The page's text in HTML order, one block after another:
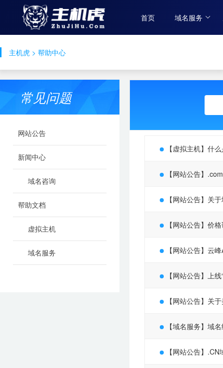
首页 域名服务
主机虎 > 帮助中心
常见问题
网站公告
新闻中心
域名咨询
帮助文档
虚拟主机
域名服务
【虚拟主机】什
【网站公告】
【网站公告】关
【网站公告】价
【网站公告】云
【网站公告】上
【网站公告】关
【域名服务】域
【网站公告】